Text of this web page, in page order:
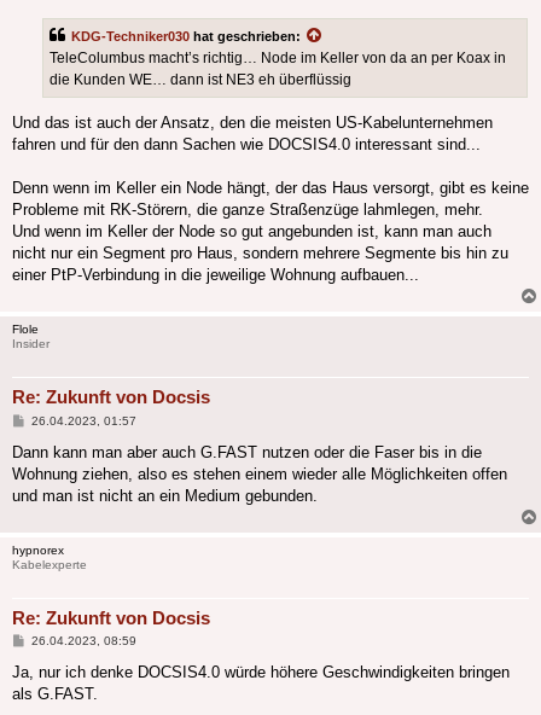
KDG-Techniker030 hat geschrieben:
TeleColumbus macht’s richtig… Node im Keller von da an per Koax in
die Kunden WE… dann ist NE3 eh überflüssig
Und das ist auch der Ansatz, den die meisten US-Kabelunternehmen
fahren und für den dann Sachen wie DOCSIS4.0 interessant sind...
Denn wenn im Keller ein Node hängt, der das Haus versorgt, gibt es keine
Probleme mit RK-Störern, die ganze Straßenzüge lahmlegen, mehr.
Und wenn im Keller der Node so gut angebunden ist, kann man auch
nicht nur ein Segment pro Haus, sondern mehrere Segmente bis hin zu
einer PtP-Verbindung in die jeweilige Wohnung aufbauen...
Flole
Insider
Re: Zukunft von Docsis
Beitrag
26.04.2023, 01:57
Dann kann man aber auch G.FAST nutzen oder die Faser bis in die
Wohnung ziehen, also es stehen einem wieder alle Möglichkeiten offen
und man ist nicht an ein Medium gebunden.
hypnorex
Kabelexperte
Re: Zukunft von Docsis
Beitrag
26.04.2023, 08:59
Ja, nur ich denke DOCSIS4.0 würde höhere Geschwindigkeiten bringen
als G.FAST.